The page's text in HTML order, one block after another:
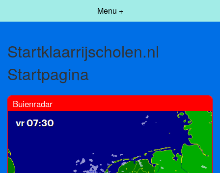
Menu +
Startklaarrijscholen.nl
Startpagina
Buienradar